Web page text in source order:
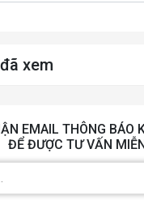
xem
EMAIL THÔNG BÁO
ĐỂ ĐƯỢC TƯ VẤN MIỄN